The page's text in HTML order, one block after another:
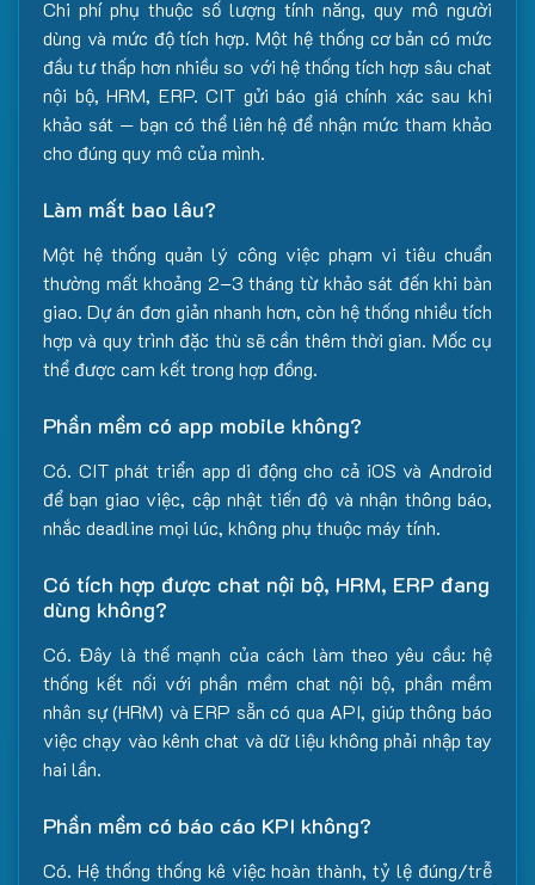
Chi phí phụ thuộc số lượng tính năng, quy mô người
dùng và mức độ tích hợp. Một hệ thống cơ bản có mức
đầu tư thấp hơn nhiều so với hệ thống tích hợp sâu chat
nội bộ, HRM, ERP. CIT gửi báo giá chính xác sau khi
khảo sát — bạn có thể liên hệ để nhận mức tham khảo
cho đúng quy mô của mình.
Làm mất bao lâu?
Một hệ thống quản lý công việc phạm vi tiêu chuẩn
thường mất khoảng 2–3 tháng từ khảo sát đến khi bàn
giao. Dự án đơn giản nhanh hơn, còn hệ thống nhiều tích
hợp và quy trình đặc thù sẽ cần thêm thời gian. Mốc cụ
thể được cam kết trong hợp đồng.
Phần mềm có app mobile không?
Có. CIT phát triển app di động cho cả iOS và Android
để bạn giao việc, cập nhật tiến độ và nhận thông báo,
nhắc deadline mọi lúc, không phụ thuộc máy tính.
Có tích hợp được chat nội bộ, HRM, ERP đang
dùng không?
Có. Đây là thế mạnh của cách làm theo yêu cầu: hệ
thống kết nối với phần mềm chat nội bộ, phần mềm
nhân sự (HRM) và ERP sẵn có qua API, giúp thông báo
việc chạy vào kênh chat và dữ liệu không phải nhập tay
hai lần.
Phần mềm có báo cáo KPI không?
Có. Hệ thống thống kê việc hoàn thành, tỷ lệ đúng/trễ